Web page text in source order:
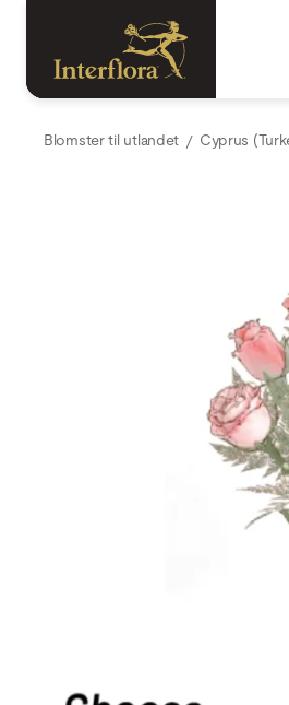
Blomster til utlandet Cyprus